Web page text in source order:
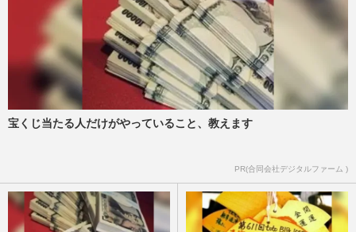
宝くじ当たる人だけがやっていること、教えます
PR(合同会社デジタルファーム )